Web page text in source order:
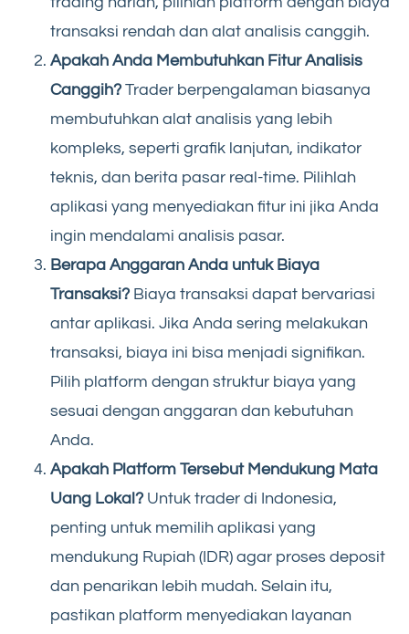
transaksi rendah dan alat analisis canggih.
Apakah Anda Membutuhkan Fitur Analisis
Canggih? Trader berpengalaman biasanya
membutuhkan alat analisis yang lebih
kompleks, seperti grafik lanjutan, indikator
teknis, dan berita pasar real-time. Pilihlah
aplikasi yang menyediakan fitur ini jika Anda
ingin mendalami analisis pasar.
Berapa Anggaran Anda untuk Biaya
Transaksi? Biaya transaksi dapat bervariasi
antar aplikasi. Jika Anda sering melakukan
transaksi, biaya ini bisa menjadi signifikan.
Pilih platform dengan struktur biaya yang
sesuai dengan anggaran dan kebutuhan
Anda.
Apakah Platform Tersebut Mendukung Mata
Uang Lokal? Untuk trader di Indonesia,
penting untuk memilih aplikasi yang
mendukung Rupiah (IDR) agar proses deposit
dan penarikan lebih mudah. Selain itu,
pastikan platform menyediakan layanan